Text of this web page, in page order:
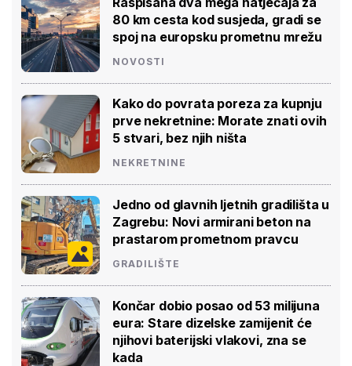
80 km cesta kod susjeda, gradi se
spoj na europsku prometnu mrežu
NOVOSTI
Kako do povrata poreza za kupnju
prve nekretnine: Morate znati ovih
5 stvari, bez njih ništa
NEKRETNINE
Jedno od glavnih ljetnih gradilišta u
Zagrebu: Novi armirani beton na
prastarom prometnom pravcu
GRADILIŠTE
Končar dobio posao od 53 milijuna
eura: Stare dizelske zamijenit će
njihovi baterijski vlakovi, zna se
kada